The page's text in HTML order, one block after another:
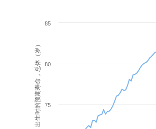
出生时的预期寿命，总体（岁） 75
80
85